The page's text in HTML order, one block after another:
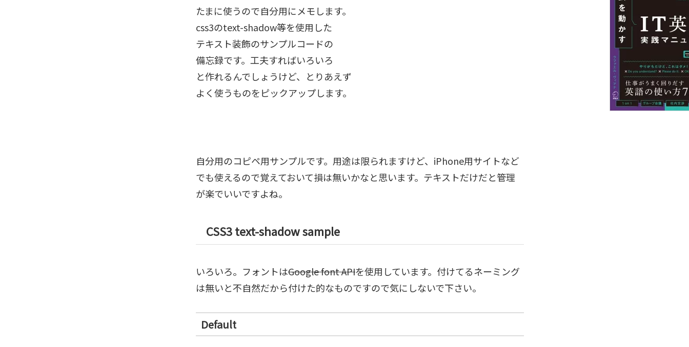
たまに使うので自分用にメモします。
css3のtext-shadow等を使用した
テキスト装飾のサンプルコードの
備忘録です。工夫すればいろいろ
と作れるんでしょうけど、とりあえず
よく使うものをピックアップします。
自分用のコピペ用サンプルです。用途は限られますけど、iPhone用サイトなど
でも使えるので覚えておいて損は無いかなと思います。テキストだけだと管理
が楽でいいですよね。
CSS3 text-shadow sample
いろいろ。フォントはGoogle font APIを使用しています。付けてるネーミング
は無いと不自然だから付けた的なものですので気にしないで下さい。
Default